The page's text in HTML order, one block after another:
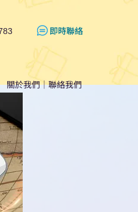
​即時聯絡
關於我們｜聯絡我們